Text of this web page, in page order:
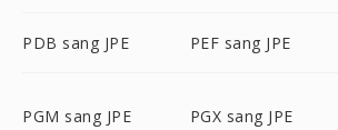
PDB sang JPE PEF sang JPE
PGM sang JPE PGX sang JPE